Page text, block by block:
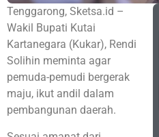
Tenggarong, Sketsa.id –
Wakil Bupati Kutai
Kartanegara (Kukar), Rendi
Solihin meminta agar
pemuda-pemudi bergerak
maju, ikut andil dalam
pembangunan daerah.